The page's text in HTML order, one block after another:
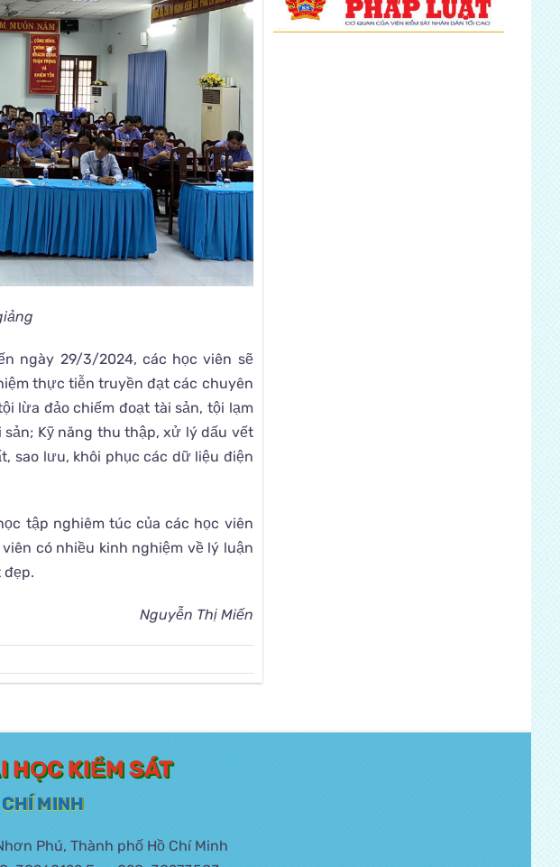
ngày 29/3/2024, các học viên sẽ
thực tiễn truyền đạt các chuyên
lừa đảo chiếm đoạt tài sản, tội lạm
Kỹ năng thu thập, xử lý dấu vết
sao lưu, khôi phục các dữ liệu điện
tập nghiêm túc của các học viên
có nhiều kinh nghiệm về lý luận
Nguyễn Thị Miến
HỌC KIỂM SÁT
MINH
Phú, Thành phố Hồ Chí Minh